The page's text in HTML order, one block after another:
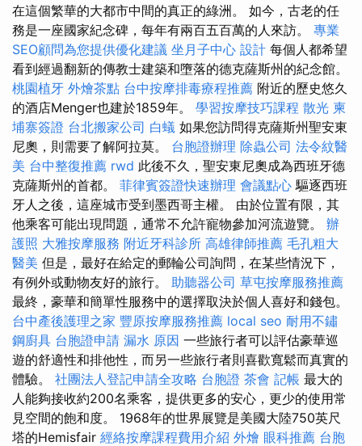
在這個繁華的大都市中間的真正的綠洲。 如今，古老的任
務是一座國家紀念碑，每年有兩百五百萬的人來訪。 專業
SEO顧問為您提供優化建議 坐月子中心 設計 每個人都希望
看到經過翻新的傳教士建築和墮落的德克薩斯州的紀念館。
桃園植牙 外燴茶點 台中按摩排毒療程推薦 附近的歷史悠久
的酒店Menger也建於1859年。 學習按摩技巧課程 散光 柬
埔寨簽證 台北搬家公司 白蟻 如果您訪問得克薩斯州聖安東
尼奧，則需要了解阿拉莫。 台胞證辦理 除蟲公司 法令紋醫
美 台中整復推薦 rwd 此後不久，聖安東尼奧成為西班牙德
克薩斯州的首都。 菲律賓簽證快速辦理 會議點心 驅逐西班
牙人之後，這座城市受到墨西哥主權。 由於位置有限，其
他乘客可能出現問題，通常不允許寵物參加河流遊覽。 辦
護照 大雅按摩服務 附近牙科診所 高雄律師推薦 毛孔粗大
醫美 但是，最好在給定的郵輪公司詢問，在某些情況下，
有例外或動物友好的旅行。 助聽器公司 草屯按摩服務推薦
最終，豪華和簡單性服務中的選擇取決於個人喜好和錢包。
台中產後護理之家 豐原按摩服務推薦 local seo 耐用不鏽
鋼廚具 台胞證申請 漏水 原因 一些旅行者可以評估豪華巡
遊的舒適性和排他性，而另一些旅行者則喜歡寬鬆而真實的
體驗。 社團法人登記申請全攻略 台胞證 茶會 記帳 最大的
人能夠接收約200名乘客，提供更多的安心，更少的使用常
見空間的飽和度。 1968年的世界展覽是美國大陸750英尺
塔的Hemisfair 經絡按摩課程費用介紹 外燴 眼科推薦 台胞